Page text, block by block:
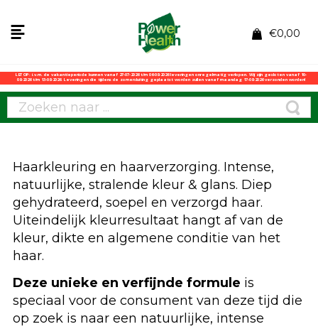
€0,00
LET OP: i.v.m. de vakantieperiode kunnen vanaf 27-07-2026 t/m 06-08-2026 leveringen onregelmatig verlopen. Wij zijn gesloten vanaf 10-
08-2026 t/m 13-08-2026. Leveringen die tijdens de zomersluiting geplaatst worden zullen vanaf maandag 17-08-2026 verzonden worden!
Haarkleuring en haarverzorging. Intense,
natuurlijke, stralende kleur & glans. Diep
gehydrateerd, soepel en verzorgd haar.
Uiteindelijk kleurresultaat hangt af van de
kleur, dikte en algemene conditie van het
haar.
Deze unieke en verfijnde formule is
speciaal voor de consument van deze tijd die
op zoek is naar een natuurlijke, intense